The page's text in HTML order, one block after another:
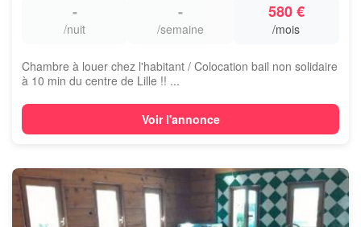
-
/nuit
-
/semaine
580 €
/mois
Chambre à louer chez l'habitant / Colocation bail non solidaire
à 10 min du centre de Lille !! ...
Voir l'annonce